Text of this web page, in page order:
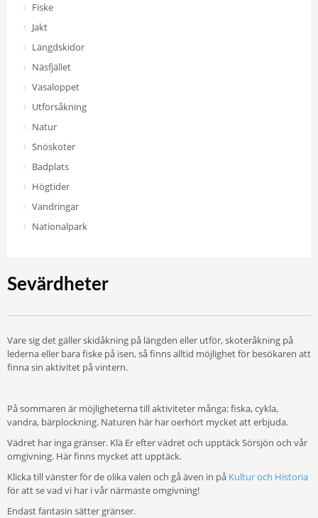
Fiske
Jakt
Längdskidor
Näsfjället
Vasaloppet
Utförsåkning
Natur
Snöskoter
Badplats
Högtider
Vandringar
Nationalpark
Sevärdheter
Vare sig det gäller skidåkning på längden eller utför, skoteråkning på
lederna eller bara fiske på isen, så finns alltid möjlighet för besökaren att
finna sin aktivitet på vintern.
På sommaren är möjligheterna till aktiviteter många: fiska, cykla,
vandra, bärplockning. Naturen här har oerhört mycket att erbjuda.
Vädret har inga gränser. Klä Er efter vädret och upptäck Sörsjön och vår
omgivning. Här finns mycket att upptäck.
Klicka till vänster för de olika valen och gå även in på Kultur och Historia
för att se vad vi har i vår närmaste omgivning!
Endast fantasin sätter gränser.